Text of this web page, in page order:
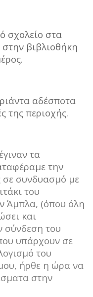
σχολείο στα
βιβλιοθήκη
αδέσποτα
της περιοχής.
τα
την
σε συνδυασμό με
του
Άμπλα, (όπου όλη
και
σύνδεση του
υπάρχουν σε
του
ήρθε η ώρα να
στην